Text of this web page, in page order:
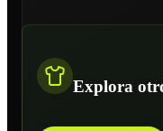
Explora